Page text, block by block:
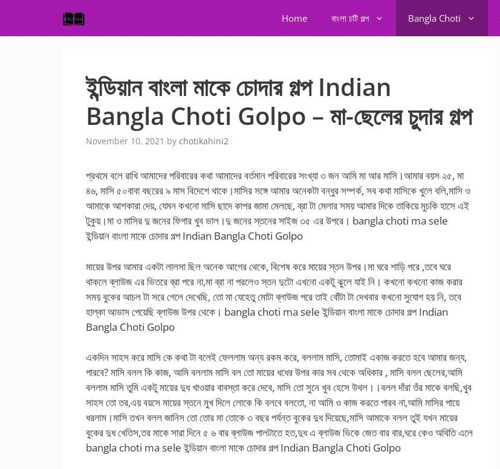
content
Home বাংলা চটি গল্প Bangla Choti
ইন্ডিয়ান বাংলা মাকে চোদার গল্প Indian
Bangla Choti Golpo – মা-ছেলের চুদার গল্প
November 10, 2021 by chotikahini2
প্রথমে বলে রাখি আমাদের পরিবারের কথা আমাদের বর্তমান পরিবারের সংখ্যা ৩ জন আমি মা আর মাসি।আমার বয়স ২৫, মা
৪৬, মাসি ৫০বাবা বছরের ৯ মাস বিদেশে থাকে।মাসির সঙ্গে আমার অনেকটা বন্ধুর সম্পর্ক, সব কথা মাসিকে খুলে বলি,মাসি ও
আমাকে আশকারা দেয়, যেমন কখনো মাসি ছাদে কাপর জামা মেলছে, ব্রা টা মেলার সময় আমার দিকে তাকিয়ে মুচকি হাসে এই
টুকুয়।মা ও মাসির দু জনের ফিগার খুব ভাল।দু জনের স্তনের সাইজ ৩৫ এর উপরে। bangla choti ma sele
ইন্ডিয়ান বাংলা মাকে চোদার গল্প Indian Bangla Choti Golpo
মায়ের উপর আমার একটা লালসা ছিল অনেক আগের থেকে, বিশেষ করে মায়ের স্তন উপর।মা ঘরে শাড়ি পরে ,তবে ঘরে
থাকলে ব্লাউজ এর ভিতরে ব্রা পরে না,মা ব্রা না পরলেও স্তন দুটো এখনো একটু ঝুলে যাই নি। কখনো কখনো কাজ করার
সময় বুকের আচল টা সরে গেলে দেখেছি, তো মা যেহেতু মোটা ব্লাউজ পরে তাই বোঁটা টা দেখবার কখনো সুযোগ হয় নি, তবে
হাল্কা আভাস পেয়েছি ব্লাউজ উপর থেকে। bangla choti ma sele ইন্ডিয়ান বাংলা মাকে চোদার গল্প Indian
Bangla Choti Golpo
একদিন সাহস করে মাসি কে কথা টা বলেই ফেললাম অন্য রকম করে, বললাম মাসি, তোমাই একাজ করতে হবে আমার জন্য,
পারবে? মাসি বলল কি কাজ, আমি বললাম মাসি বল তো মায়ের ধধের উপর কার সব থেকে অধিকার , মাসি বলল ছেলের,আমি
বললাম মাসি তুমি একটু মায়ের দুধ খাওয়ার বাবস্তা করে দেবে, মাসি তো সুনে খুব হেসে উথল।।বলল দাঁরা তঁর মাকে বলছি,খুব
সাহস তো তর,এয় বয়সে মায়ের স্তনে মুখ দিলে লোকে কি বলবে বলতো, না আমি ও কাজ করতে পারব না,আমি মাসির পায়ে
ধরলাম।মাসি তখন বলল জানিস তো তোর মা তোকে ৩ বছর পর্যন্ত বুকের দুধ দিয়েছে,মাসি আমাকে বলল তুই যখন মায়ের
বুকের দুধ খেতিস,তর মাকে সারা দিনে ৫ ৬ বার ব্লাউজ পালটাতে হত,দুধ এ ব্লাউজ ভিকে জেত বার বার,ঘরে কেও অথিতি এলে
bangla choti ma sele ইন্ডিয়ান বাংলা মাকে চোদার গল্প Indian Bangla Choti Golpo